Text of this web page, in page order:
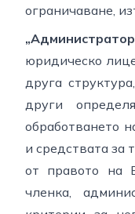
ограничаване,
юридическо
друга
други
обработването
и средствата за
от правото на
членка,